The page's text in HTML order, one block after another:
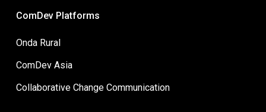
ComDev Platforms
Onda Rural
ComDev Asia
Collaborative Change Communication